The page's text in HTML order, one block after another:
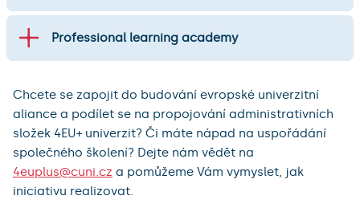
Professional learning academy
Chcete se zapojit do budování evropské univerzitní
aliance a podílet se na propojování administrativních
složek 4EU+ univerzit? Či máte nápad na uspořádání
společného školení? Dejte nám vědět na
4euplus@cuni.cz a pomůžeme Vám vymyslet, jak
iniciativu realizovat.